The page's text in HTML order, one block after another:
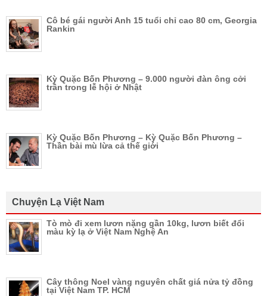
Cô bé gái người Anh 15 tuổi chỉ cao 80 cm, Georgia
Rankin
Kỳ Quặc Bốn Phương – 9.000 người đàn ông cởi
trần trong lễ hội ở Nhật
Kỳ Quặc Bốn Phương – Kỳ Quặc Bốn Phương –
Thần bài mù lừa cả thế giới
Chuyện Lạ Việt Nam
Tò mò đi xem lươn nặng gần 10kg, lươn biết đổi
màu kỳ lạ ở Việt Nam Nghệ An
Cây thông Noel vàng nguyên chất giá nửa tỷ đồng
tại Việt Nam TP. HCM